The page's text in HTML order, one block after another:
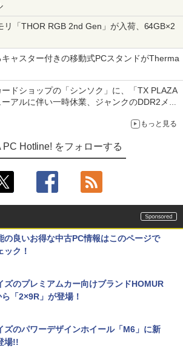
リ「THOR RGB 2nd Gen」が入荷、64GB×2
ャスター付きの移動式PCスタンドがTherma
ドショップの「シンソク」に、「TX PLAZA
アルに伴い一時休業、ジャンクのDDR2メモ
もっと見る
PC Hotline! をフォローする
の良いお得な中古PC情報はこのページで
ック！
ズのプレミアムカー向けブランドHOMUR
「2×9R」が登場！
ズのパワーデザインホイール「M6」に新
場!!